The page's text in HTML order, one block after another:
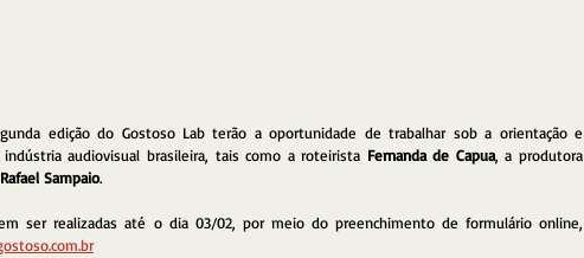
edição do Gostoso Lab terão a oportunidade de trabalhar sob a orientação e
audiovisual brasileira, tais como a roteirista Fernanda de Capua
Rafael Sampaio.
ser realizadas até o dia 03/02, por meio do preenchimento de formulário online,